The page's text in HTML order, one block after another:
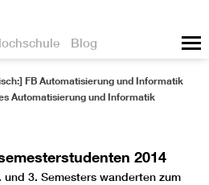
Blog
FB Automatisierung und Informatik
Automatisierung und Informatik
2014
3. Semesters wanderten zum